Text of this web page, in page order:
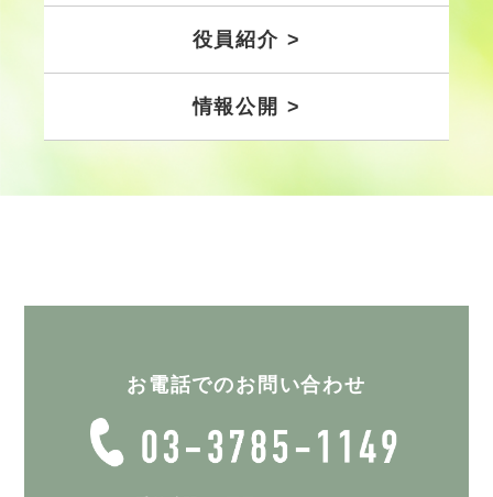
役員紹介 >
情報公開 >
お電話でのお問い合わせ